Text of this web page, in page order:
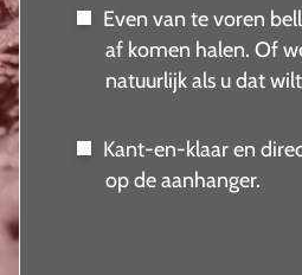
Even van te voren
af komen halen. Of
natuurlijk als u dat wilt
Kant-en-klaar en
op de aanhanger.